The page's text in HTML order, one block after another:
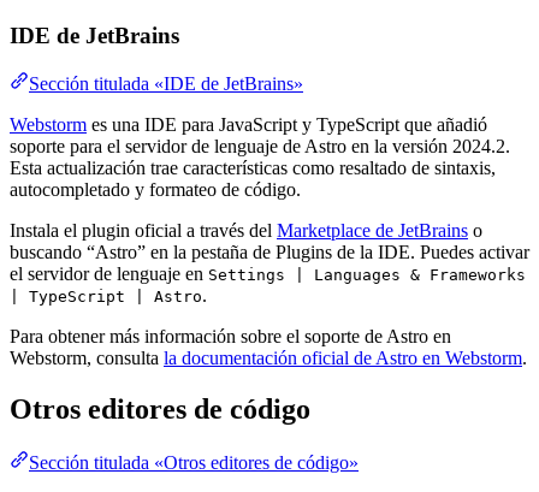
IDE de JetBrains
Sección titulada «IDE de JetBrains»
Webstorm es una IDE para JavaScript y TypeScript que añadió
soporte para el servidor de lenguaje de Astro en la versión 2024.2.
Esta actualización trae características como resaltado de sintaxis,
autocompletado y formateo de código.
Instala el plugin oficial a través del Marketplace de JetBrains o
buscando “Astro” en la pestaña de Plugins de la IDE. Puedes activar
el servidor de lenguaje en Settings | Languages & Frameworks
| TypeScript | Astro.
Para obtener más información sobre el soporte de Astro en
Webstorm, consulta la documentación oficial de Astro en Webstorm.
Otros editores de código
Sección titulada «Otros editores de código»